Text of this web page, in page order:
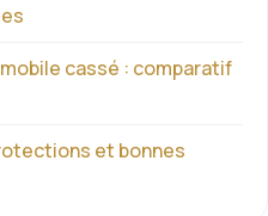
cassé : comparatif
et bonnes